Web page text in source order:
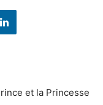
et la Princesse